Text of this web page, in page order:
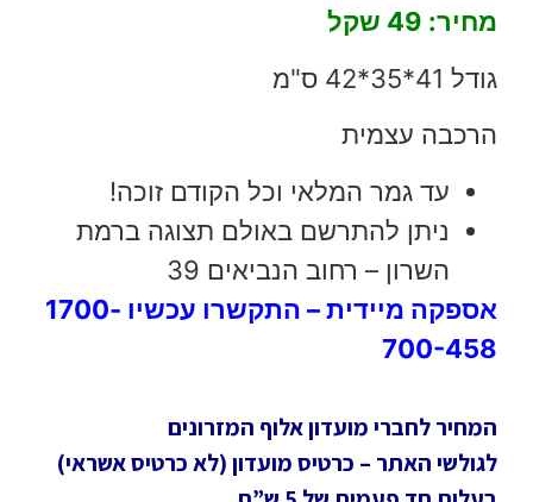
מחיר: 49 שקל
גודל 41*35*42 ס"מ
הרכבה עצמית
עד גמר המלאי וכל הקודם זוכה!
ניתן להתרשם באולם תצוגה ברמת
השרון – רחוב הנביאים 39
אספקה מיידית – התקשרו עכשיו 1700-
700-458
המחיר לחברי מועדון אלוף המזרונים
לגולשי האתר – כרטיס מועדון (לא כרטיס אשראי)